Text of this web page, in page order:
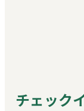
チェック